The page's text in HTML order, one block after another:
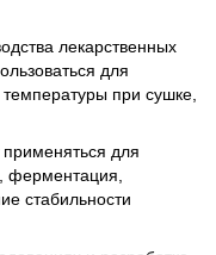
лекарственных
для
при сушке,
для
ферментация,
стабильности